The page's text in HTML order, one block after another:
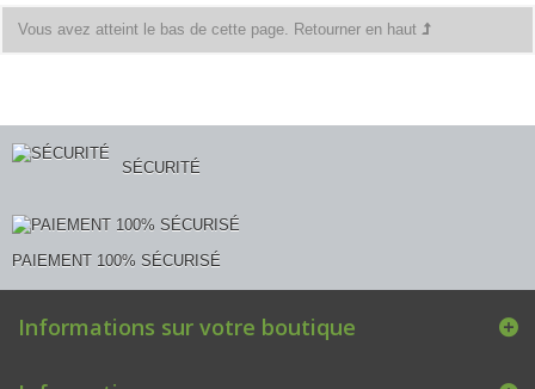
Vous avez atteint le bas de cette page. Retourner en haut
SÉCURITÉ
PAIEMENT 100% SÉCURISÉ
Informations sur votre boutique